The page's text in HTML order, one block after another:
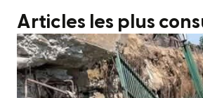
Articles les plus